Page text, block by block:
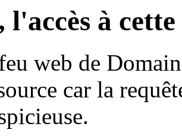
l'accès à
web de
car la